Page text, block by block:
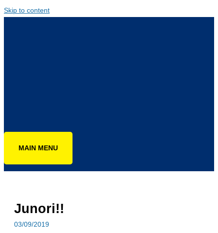
Skip to content
MAIN MENU
Junori!!
03/09/2019